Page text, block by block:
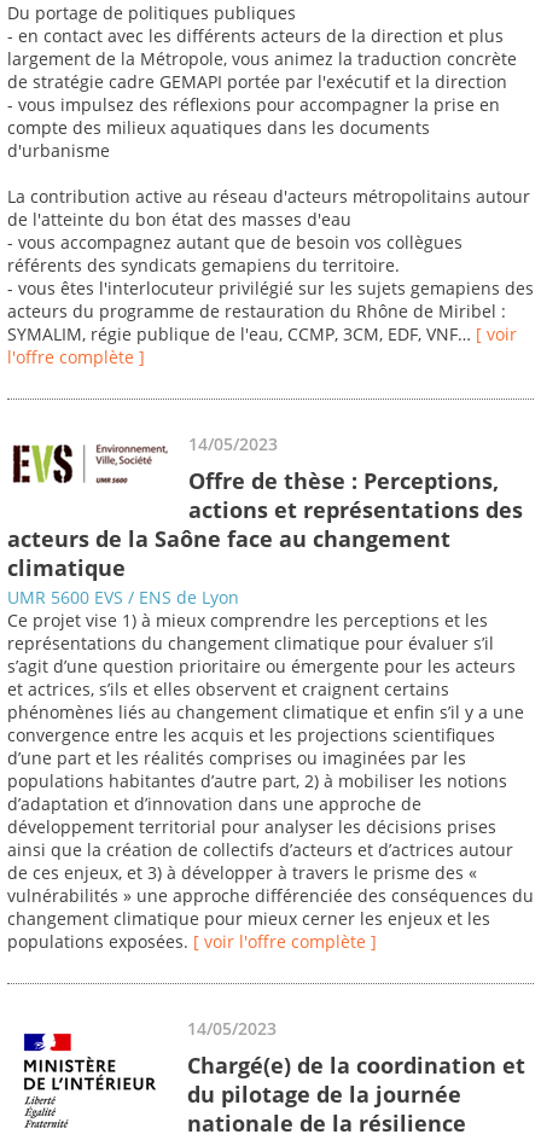
Du portage de politiques publiques
- en contact avec les différents acteurs de la direction et plus
largement de la Métropole, vous animez la traduction concrète
de stratégie cadre GEMAPI portée par l'exécutif et la direction
- vous impulsez des réflexions pour accompagner la prise en
compte des milieux aquatiques dans les documents
d'urbanisme
La contribution active au réseau d'acteurs métropolitains autour
de l'atteinte du bon état des masses d'eau
- vous accompagnez autant que de besoin vos collègues
référents des syndicats gemapiens du territoire.
- vous êtes l'interlocuteur privilégié sur les sujets gemapiens des
acteurs du programme de restauration du Rhône de Miribel :
SYMALIM, régie publique de l'eau, CCMP, 3CM, EDF, VNF… [ voir
l'offre complète ]
14/05/2023
Offre de thèse : Perceptions,
actions et représentations des
acteurs de la Saône face au changement
climatique
UMR 5600 EVS / ENS de Lyon
Ce projet vise 1) à mieux comprendre les perceptions et les
représentations du changement climatique pour évaluer s’il
s’agit d’une question prioritaire ou émergente pour les acteurs
et actrices, s’ils et elles observent et craignent certains
phénomènes liés au changement climatique et enfin s’il y a une
convergence entre les acquis et les projections scientifiques
d’une part et les réalités comprises ou imaginées par les
populations habitantes d’autre part, 2) à mobiliser les notions
d’adaptation et d’innovation dans une approche de
développement territorial pour analyser les décisions prises
ainsi que la création de collectifs d’acteurs et d’actrices autour
de ces enjeux, et 3) à développer à travers le prisme des «
vulnérabilités » une approche différenciée des conséquences du
changement climatique pour mieux cerner les enjeux et les
populations exposées. [ voir l'offre complète ]
14/05/2023
Chargé(e) de la coordination et
du pilotage de la journée
nationale de la résilience